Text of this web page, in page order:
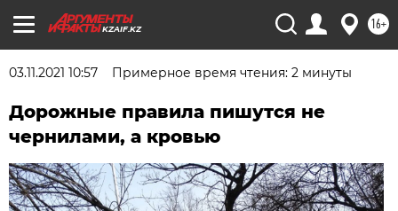
KZAIF.KZ 16+
03.11.2021 10:57 Примерное время чтения: 2 минуты
Дорожные правила пишутся не
чернилами, а кровью